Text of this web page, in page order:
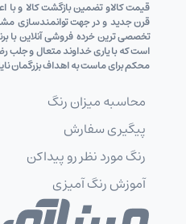
قیمت کالاو تضمین بازگشت کالا و با
قرن جدید و در جهت توانمندسازی
تخصصی ترین خرده فروشی آنلاین با
است که با یاری خداوند متعال و جلب
محکم برای ماست به اهداف بزرگمان
محاسبه میزان رنگ
پیگیری سفارش
رنگ مورد نظر رو پیداکن
آموزش رنگ آمیزی